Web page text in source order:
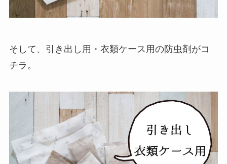
そして、引き出し用・衣類ケース用の防虫剤がコ
チラ。